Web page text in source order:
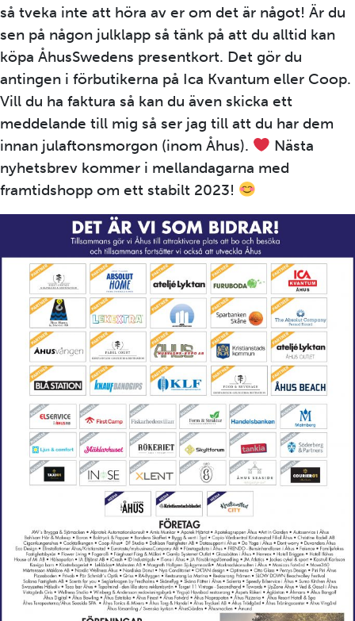
så tveka inte att höra av er om det är något! Är du
sen på någon julklapp så tänk på att du alltid kan
köpa ÅhusSwedens presentkort. Det gör du
antingen i förbutikerna på Ica Kvantum eller Coop.
Vill du ha faktura så kan du även skicka ett
meddelande till mig så ser jag till att du har dem
innan julaftonsmorgon (inom Åhus).
Nästa
nyhetsbrev kommer i mellandagarna med
framtidshopp om ett stabilt 2023!